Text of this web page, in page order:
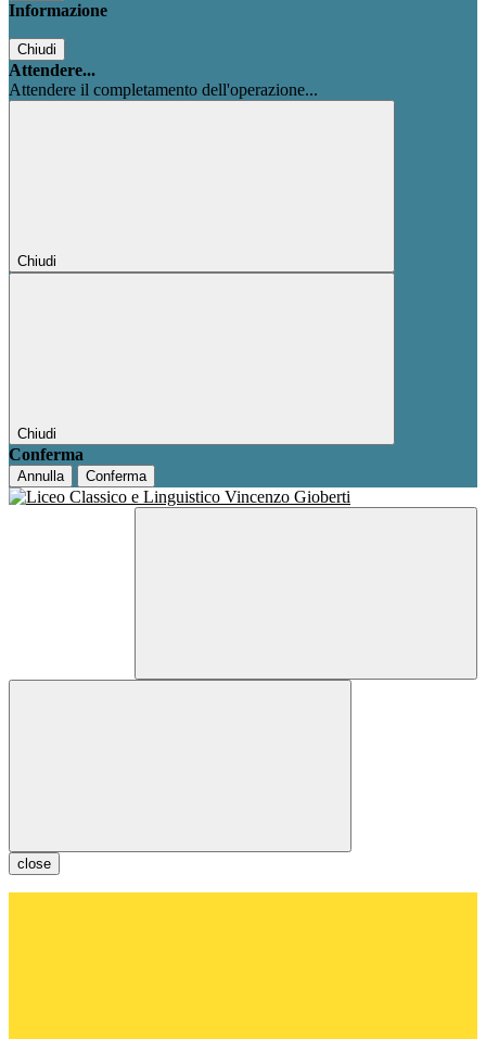
Informazione
Chiudi
Attendere...
Attendere il completamento dell'operazione...
Chiudi
Chiudi
Conferma
Annulla Conferma
close